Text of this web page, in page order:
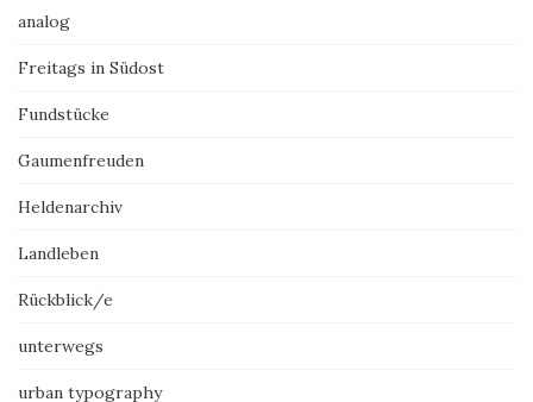
analog
Freitags in Südost
Fundstücke
Gaumenfreuden
Heldenarchiv
Landleben
Rückblick/e
unterwegs
urban typography